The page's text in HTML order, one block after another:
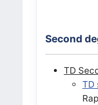
Second
TD
TD